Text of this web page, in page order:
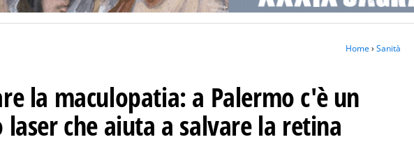
Home› Sanità
la maculopatia: a Palermo c'è un
laser che aiuta a salvare la retina